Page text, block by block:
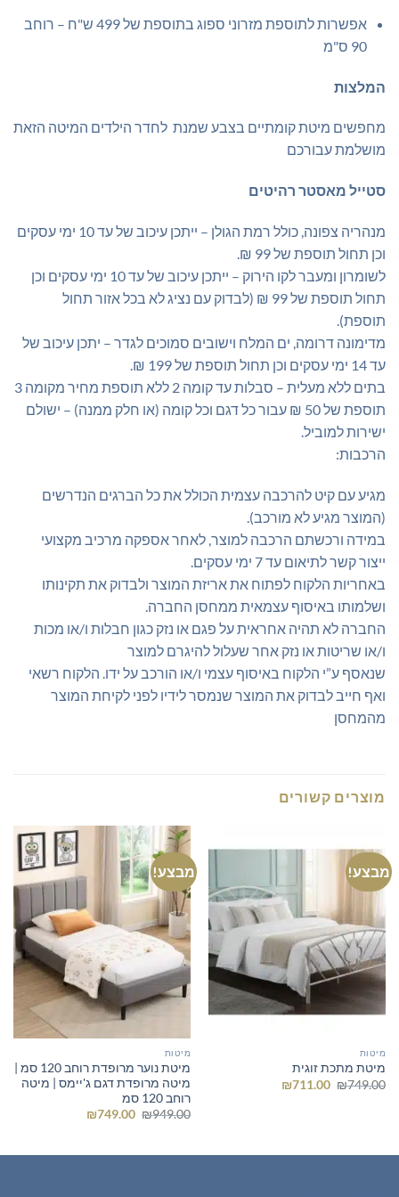
אפשרות לתוספת מזרוני ספוג בתוספת של 499 ש"ח – רוחב
90 ס"מ
המלצות
מחפשים מיטת קומתיים בצבע שמנת לחדר הילדים המיטה הזאת
מושלמת עבורכם
סטייל מאסטר רהיטים
מנהריה צפונה, כולל רמת הגולן – ייתכן עיכוב של עד 10 ימי עסקים
וכן תחול תוספת של 99 ₪.
לשומרון ומעבר לקו הירוק – ייתכן עיכוב של עד 10 ימי עסקים וכן
תחול תוספת של 99 ₪ (לבדוק עם נציג לא בכל אזור תחול
תוספת).
מדימונה דרומה, ים המלח וישובים סמוכים לגדר – יתכן עיכוב של
עד 14 ימי עסקים וכן תחול תוספת של 199 ₪.
בתים ללא מעלית – סבלות עד קומה 2 ללא תוספת מחיר מקומה 3
תוספת של 50 ₪ עבור כל דגם וכל קומה (או חלק ממנה) – ישולם
ישירות למוביל.
הרכבות:
מגיע עם קיט להרכבה עצמית הכולל את כל הברגים הנדרשים
(המוצר מגיע לא מורכב).
במידה ורכשתם הרכבה למוצר, לאחר אספקה מרכיב מקצועי
ייצור קשר לתיאום עד 7 ימי עסקים.
באחריות הלקוח לפתוח את אריזת המוצר ולבדוק את תקינותו
ושלמותו באיסוף עצמאית ממחסן החברה.
החברה לא תהיה אחראית על פגם או נזק כגון חבלות ו/או מכות
ו/או שריטות או נזק אחר שעלול להיגרם למוצר
שנאסף ע”י הלקוח באיסוף עצמי ו/או הורכב על ידו. הלקוח רשאי
ואף חייב לבדוק את המוצר שנמסר לידיו לפני לקיחת המוצר
מהמחסן
מוצרים קשורים
מבצע!
מיטות
מיטת מתכת זוגית
₪749.00
המחיר ₪711.00
המחיר
מבצע!
מיטות
מיטת נוער מרופדת רוחב 120 סמ |
מיטה מרופדת דגם ג'יימס | מיטה
רוחב 120 סמ
₪949.00
המחיר ₪749.00
המחיר